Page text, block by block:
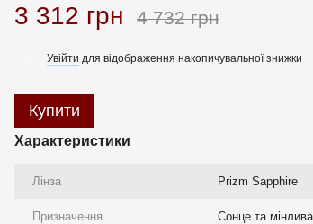
3 312 грн 4 732 грн
Увійти для відображення накопичувальної знижки
Купити
Характеристики
Лінза Prizm Sapphire
Призначення Сонце та